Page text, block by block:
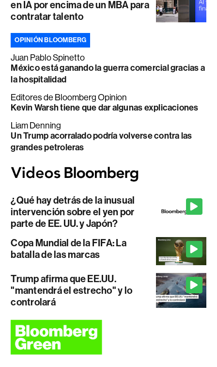
en IA por encima de un MBA para
contratar talento
OPINIÓN BLOOMBERG
Juan Pablo Spinetto
México está ganando la guerra comercial gracias a
la hospitalidad
Editores de Bloomberg Opinion
Kevin Warsh tiene que dar algunas explicaciones
Liam Denning
Un Trump acorralado podría volverse contra las
grandes petroleras
¿Qué hay detrás de la inusual
intervención sobre el yen por
parte de EE. UU. y Japón?
Copa Mundial de la FIFA: La
batalla de las marcas
Trump afirma que EE.UU.
"mantendrá el estrecho" y lo
controlará